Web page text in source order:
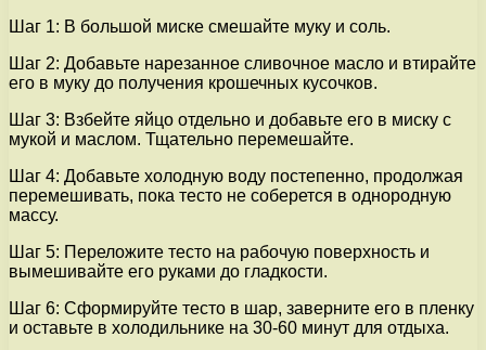
Шаг 1: В большой миске смешайте муку и соль.
Шаг 2: Добавьте нарезанное сливочное масло и втирайте
его в муку до получения крошечных кусочков.
Шаг 3: Взбейте яйцо отдельно и добавьте его в миску с
мукой и маслом. Тщательно перемешайте.
Шаг 4: Добавьте холодную воду постепенно, продолжая
перемешивать, пока тесто не соберется в однородную
массу.
Шаг 5: Переложите тесто на рабочую поверхность и
вымешивайте его руками до гладкости.
Шаг 6: Сформируйте тесто в шар, заверните его в пленку
и оставьте в холодильнике на 30-60 минут для отдыха.